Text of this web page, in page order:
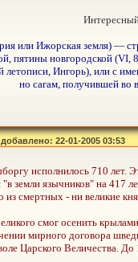
или Ижорская земля) —
пятины новгородской
летописи, Ингорь), или с
но сагам, получившей во
добавлено: 22-01-2005 03:53
исполнилось 710 лет.
земли язычников" на 417
из смертных - ни великие
смог осенить
мирного договора
Царского Величества.